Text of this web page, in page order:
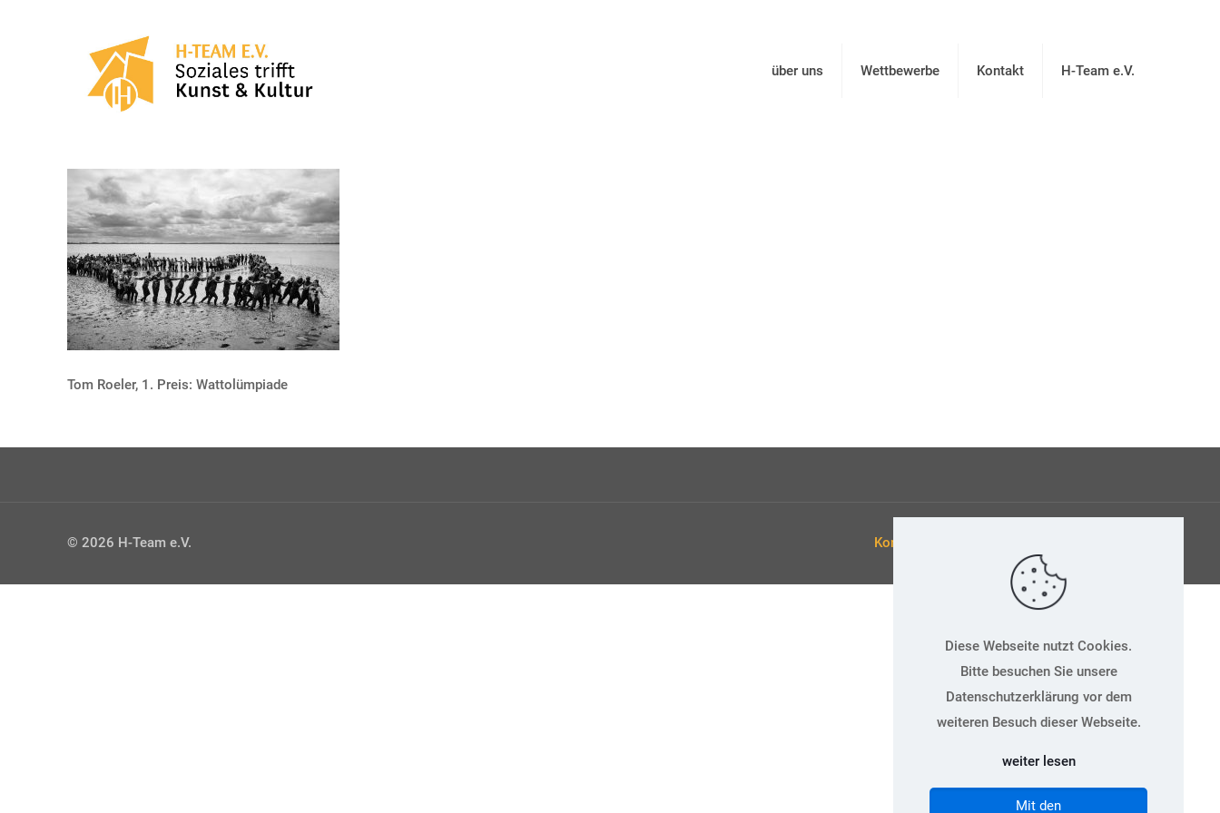
über uns Wettbewerbe Kontakt H-Team e.V.
Tom Roeler, 1. Preis: Wattolümpiade
© 2026 H-Team e.V. Kontakt
Diese Webseite nutzt Cookies.
Bitte besuchen Sie unsere
Datenschutzerklärung vor dem
weiteren Besuch dieser Webseite.
weiter lesen
Mit den